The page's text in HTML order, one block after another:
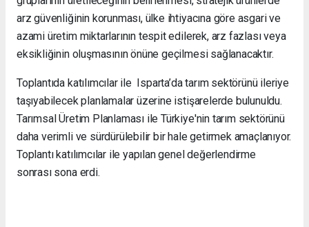
arz güvenliğinin korunması, ülke ihtiyacına göre asgari ve
azami üretim miktarlarının tespit edilerek, arz fazlası veya
eksikliğinin oluşmasının önüne geçilmesi sağlanacaktır.
Toplantıda katılımcılar ile Isparta’da tarım sektörünü ileriye
taşıyabilecek planlamalar üzerine istişarelerde bulunuldu.
Tarımsal Üretim Planlaması ile Türkiye'nin tarım sektörünü
daha verimli ve sürdürülebilir bir hale getirmek amaçlanıyor.
Toplantı katılımcılar ile yapılan genel değerlendirme
sonrası sona erdi.